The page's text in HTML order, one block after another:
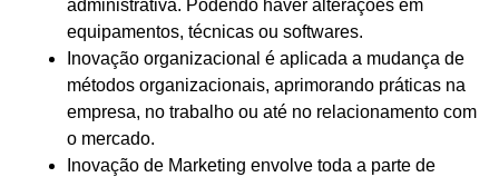
administrativa. Podendo haver alterações em
equipamentos, técnicas ou softwares.
Inovação organizacional é aplicada a mudança de
métodos organizacionais, aprimorando práticas na
empresa, no trabalho ou até no relacionamento com
o mercado.
Inovação de Marketing envolve toda a parte de